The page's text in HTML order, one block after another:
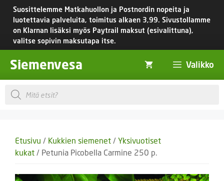
Siirry
sisältöön
Suosittelemme Matkahuollon ja Postnordin nopeita ja
luotettavia palveluita, toimitus alkaen 3,99. Sivustollamme
on Klarnan lisäksi myös Paytrail maksut (esivalittuna),
valitse sopivin maksutapa itse.
Siemenvesa Valikko
Products
search
Etusivu / Kukkien siemenet / Yksivuotiset
kukat / Petunia Picobella Carmine 250 p.